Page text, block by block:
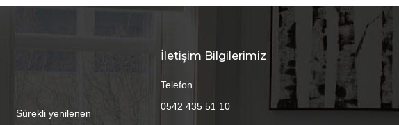
Sürekli yenilenen
İletişim Bilgilerimiz
Telefon
0542 435 51 10